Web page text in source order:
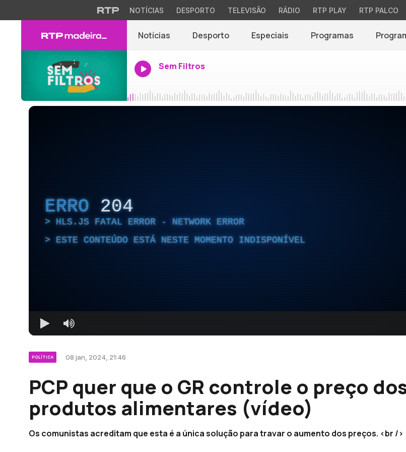
NOTÍCIAS DESPORTO TELEVISÃO RÁDIO RTP PLAY RTP PALCO
Notícias Desporto Especiais Programas
Sem Filtros
ERRO 204
HLS.JS FATAL ERROR - NETWORK ERROR
ESTE CONTEÚDO ESTÁ NESTE MOMENTO INDISPONÍVEL
POLÍTICA 08 jan, 2024, 21:46
PCP quer que o GR controle o preço
produtos alimentares (vídeo)
Os comunistas acreditam que esta é a única solução para travar o aumento dos preços. <br />